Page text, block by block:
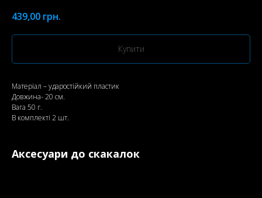
439,00 грн.
Купити
Матеріал – ударостійкий пластик
Довжина- 20 см.
Вага 50 г.
В комплекті 2 шт.
Аксесуари до скакалок